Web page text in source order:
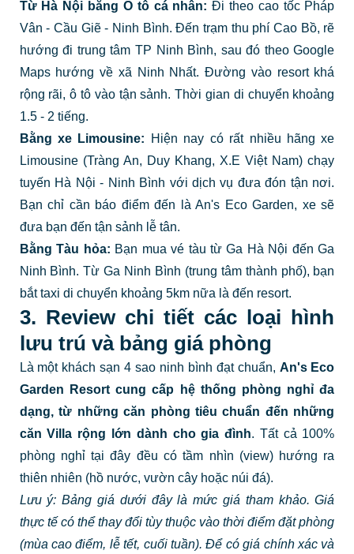
Từ Hà Nội bằng Ô tô cá nhân: Đi theo cao tốc Pháp
Vân - Cầu Giẽ - Ninh Bình. Đến trạm thu phí Cao Bồ, rẽ
hướng đi trung tâm TP Ninh Bình, sau đó theo Google
Maps hướng về xã Ninh Nhất. Đường vào resort khá
rộng rãi, ô tô vào tận sảnh. Thời gian di chuyển khoảng
1.5 - 2 tiếng.
Bằng xe Limousine: Hiện nay có rất nhiều hãng xe
Limousine (Tràng An, Duy Khang, X.E Việt Nam) chạy
tuyến Hà Nội - Ninh Bình với dịch vụ đưa đón tận nơi.
Bạn chỉ cần báo điểm đến là An's Eco Garden, xe sẽ
đưa bạn đến tận sảnh lễ tân.
Bằng Tàu hỏa: Bạn mua vé tàu từ Ga Hà Nội đến Ga
Ninh Bình. Từ Ga Ninh Bình (trung tâm thành phố), bạn
bắt taxi di chuyển khoảng 5km nữa là đến resort.
3. Review chi tiết các loại hình
lưu trú và bảng giá phòng
Là một khách sạn 4 sao ninh bình đạt chuẩn, An's Eco
Garden Resort cung cấp hệ thống phòng nghỉ đa
dạng, từ những căn phòng tiêu chuẩn đến những
căn Villa rộng lớn dành cho gia đình. Tất cả 100%
phòng nghỉ tại đây đều có tầm nhìn (view) hướng ra
thiên nhiên (hồ nước, vườn cây hoặc núi đá).
Lưu ý: Bảng giá dưới đây là mức giá tham khảo. Giá
thực tế có thể thay đổi tùy thuộc vào thời điểm đặt phòng
(mùa cao điểm, lễ tết, cuối tuần). Để có giá chính xác và